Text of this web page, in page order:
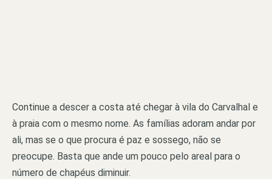
Continue a descer a costa até chegar à vila do Carvalhal e
à praia com o mesmo nome. As famílias adoram andar por
ali, mas se o que procura é paz e sossego, não se
preocupe. Basta que ande um pouco pelo areal para o
número de chapéus diminuir.